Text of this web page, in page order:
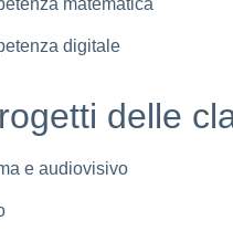
matematica
digitale
delle
e audiovisivo